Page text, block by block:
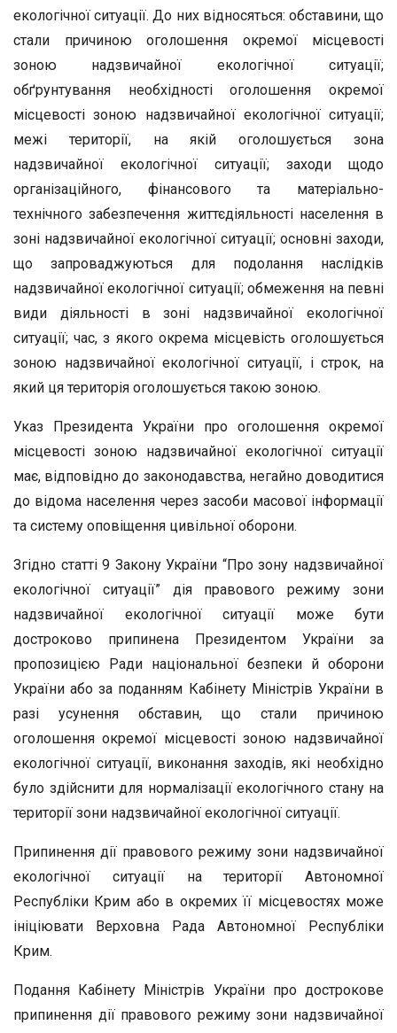
екологічної ситуації. До них відносяться: обставини, що
стали причиною оголошення окремої місцевості
зоною надзвичайної екологічної ситуації;
обґрунтування необхідності оголошення окремої
місцевості зоною надзвичайної екологічної ситуації;
межі території, на якій оголошується зона
надзвичайної екологічної ситуації; заходи щодо
організаційного, фінансового та матеріально-
технічного забезпечення життєдіяльності населення в
зоні надзвичайної екологічної ситуації; основні заходи,
що запроваджуються для подолання наслідків
надзвичайної екологічної ситуації; обмеження на певні
види діяльності в зоні надзвичайної екологічної
ситуації; час, з якого окрема місцевість оголошується
зоною надзвичайної екологічної ситуації, і строк, на
який ця територія оголошується такою зоною.
Указ Президента України про оголошення окремої
місцевості зоною надзвичайної екологічної ситуації
має, відповідно до законодавства, негайно доводитися
до відома населення через засоби масової інформації
та систему оповіщення цивільної оборони.
Згідно статті 9 Закону України “Про зону надзвичайної
екологічної ситуації” дія правового режиму зони
надзвичайної екологічної ситуації може бути
достроково припинена Президентом України за
пропозицією Ради національної безпеки й оборони
України або за поданням Кабінету Міністрів України в
разі усунення обставин, що стали причиною
оголошення окремої місцевості зоною надзвичайної
екологічної ситуації, виконання заходів, які необхідно
було здійснити для нормалізації екологічного стану на
території зони надзвичайної екологічної ситуації.
Припинення дії правового режиму зони надзвичайної
екологічної ситуації на території Автономної
Республіки Крим або в окремих її місцевостях може
ініціювати Верховна Рада Автономної Республіки
Крим.
Подання Кабінету Міністрів України про дострокове
припинення дії правового режиму зони надзвичайної